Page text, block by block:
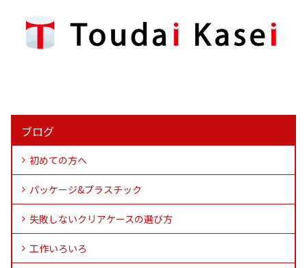
ブログ
初めての方へ
パッケージ&プラスチック
失敗しないクリアケースの選び方
工作いろいろ